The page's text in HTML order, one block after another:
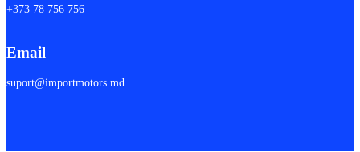
+373 78 756 756
Email
suport@importmotors.md